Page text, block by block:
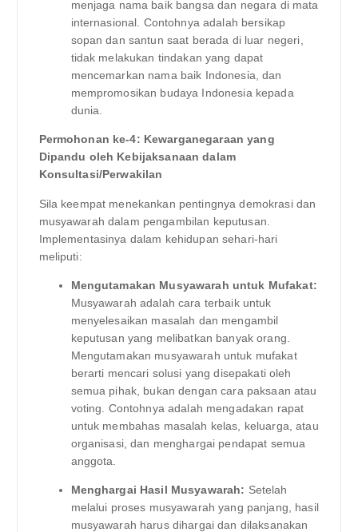
menjaga nama baik bangsa dan negara di mata
internasional. Contohnya adalah bersikap
sopan dan santun saat berada di luar negeri,
tidak melakukan tindakan yang dapat
mencemarkan nama baik Indonesia, dan
mempromosikan budaya Indonesia kepada
dunia.
Permohonan ke-4: Kewarganegaraan yang
Dipandu oleh Kebijaksanaan dalam
Konsultasi/Perwakilan
Sila keempat menekankan pentingnya demokrasi dan
musyawarah dalam pengambilan keputusan.
Implementasinya dalam kehidupan sehari-hari
meliputi:
Mengutamakan Musyawarah untuk Mufakat:
Musyawarah adalah cara terbaik untuk
menyelesaikan masalah dan mengambil
keputusan yang melibatkan banyak orang.
Mengutamakan musyawarah untuk mufakat
berarti mencari solusi yang disepakati oleh
semua pihak, bukan dengan cara paksaan atau
voting. Contohnya adalah mengadakan rapat
untuk membahas masalah kelas, keluarga, atau
organisasi, dan menghargai pendapat semua
anggota.
Menghargai Hasil Musyawarah: Setelah
melalui proses musyawarah yang panjang, hasil
musyawarah harus dihargai dan dilaksanakan